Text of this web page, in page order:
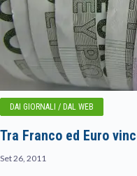
DAI GIORNALI / DAL WEB
Tra Franco ed Euro
Set 26, 2011